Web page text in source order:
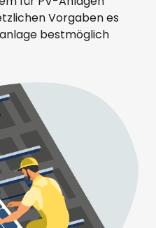
Vorgaben es
bestmöglich